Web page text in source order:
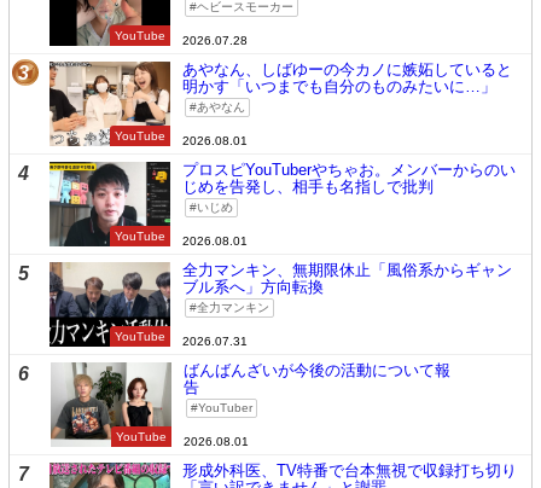
YouTube
ヘビースモーカー
2026.07.28
3
YouTube
あやなん、しばゆーの今カノに嫉妬していると
明かす「いつまでも自分のものみたいに…」
あやなん
2026.08.01
4
YouTube
プロスピYouTuberやちゃお。メンバーからのい
じめを告発し、相手も名指しで批判
いじめ
2026.08.01
5
YouTube
全力マンキン、無期限休止「風俗系からギャン
ブル系へ」方向転換
全力マンキン
2026.07.31
6
YouTube
ばんばんざいが今後の活動について報
告
YouTuber
2026.08.01
7
形成外科医、TV特番で台本無視で収録打ち切り